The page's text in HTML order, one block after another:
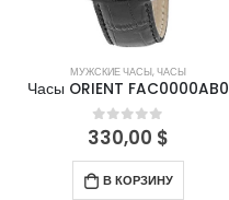
МУЖСКИЕ ЧАСЫ,ЧАСЫ
Часы ORIENT FAC0000AB0
0out of 5
330,00 $
В КОРЗИНУ